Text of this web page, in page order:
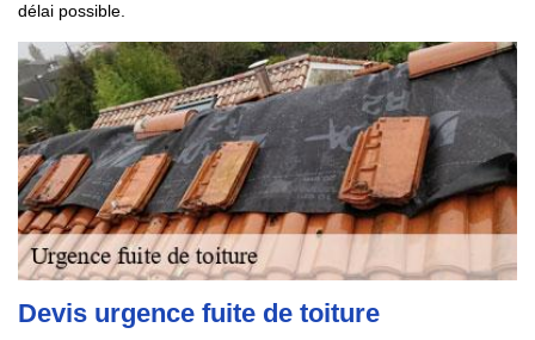
délai possible.
Devis urgence fuite de toiture